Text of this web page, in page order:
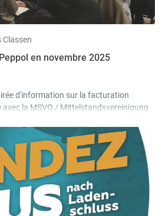
Classen
en novembre 2025
d'information sur la facturation
avec la MSVO / Mittelstandsvereinigung
Malmedy et Saint-Vith également bien